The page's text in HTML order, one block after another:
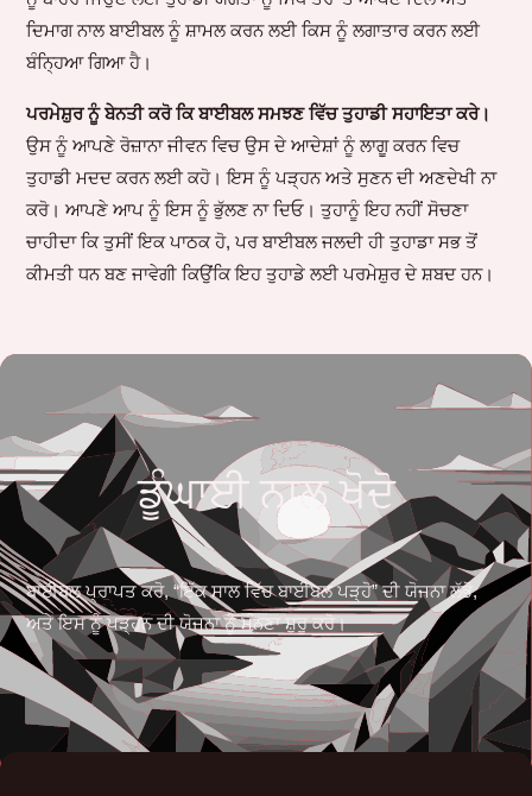
ਦਿਮਾਗ ਨਾਲ ਬਾਈਬਲ ਨੂੰ ਸ਼ਾਮਲ ਕਰਨ ਲਈ ਕਿਸ ਨੂੰ ਲਗਾਤਾਰ ਕਰਨ ਲਈ
ਬੰਨ੍ਹਿਆ ਗਿਆ ਹੈ।
ਪਰਮੇਸ਼ੁਰ ਨੂੰ ਬੇਨਤੀ ਕਰੋ ਕਿ ਬਾਈਬਲ ਸਮਝਣ ਵਿੱਚ ਤੁਹਾਡੀ ਸਹਾਇਤਾ ਕਰੇ।
ਉਸ ਨੂੰ ਆਪਣੇ ਰੋਜ਼ਾਨਾ ਜੀਵਨ ਵਿਚ ਉਸ ਦੇ ਆਦੇਸ਼ਾਂ ਨੂੰ ਲਾਗੂ ਕਰਨ ਵਿਚ
ਤੁਹਾਡੀ ਮਦਦ ਕਰਨ ਲਈ ਕਹੋ। ਇਸ ਨੂੰ ਪੜ੍ਹਨ ਅਤੇ ਸੁਣਨ ਦੀ ਅਣਦੇਖੀ ਨਾ
ਕਰੋ। ਆਪਣੇ ਆਪ ਨੂੰ ਇਸ ਨੂੰ ਭੁੱਲਣ ਨਾ ਦਿਓ। ਤੁਹਾਨੂੰ ਇਹ ਨਹੀਂ ਸੋਚਣਾ
ਚਾਹੀਦਾ ਕਿ ਤੁਸੀਂ ਇਕ ਪਾਠਕ ਹੋ, ਪਰ ਬਾਈਬਲ ਜਲਦੀ ਹੀ ਤੁਹਾਡਾ ਸਭ ਤੋਂ
ਕੀਮਤੀ ਧਨ ਬਣ ਜਾਵੇਗੀ ਕਿਉਂਕਿ ਇਹ ਤੁਹਾਡੇ ਲਈ ਪਰਮੇਸ਼ੁਰ ਦੇ ਸ਼ਬਦ ਹਨ।
ਡੂੰਘਾਈ ਨਾਲ ਖੋਦੋ
ਬਾਈਬਲ ਪ੍ਰਾਪਤ ਕਰੋ, “ਇੱਕ ਸਾਲ ਵਿੱਚ ਬਾਈਬਲ ਪੜ੍ਹੋ” ਦੀ ਯੋਜਨਾ ਲੱਭੋ,
ਅਤੇ ਇਸ ਨੂੰ ਪੜ੍ਹਨ ਦੀ ਯੋਜਨਾ ਨੂੰ ਮੰਨਣਾ ਸ਼ੁਰੂ ਕਰੋ।